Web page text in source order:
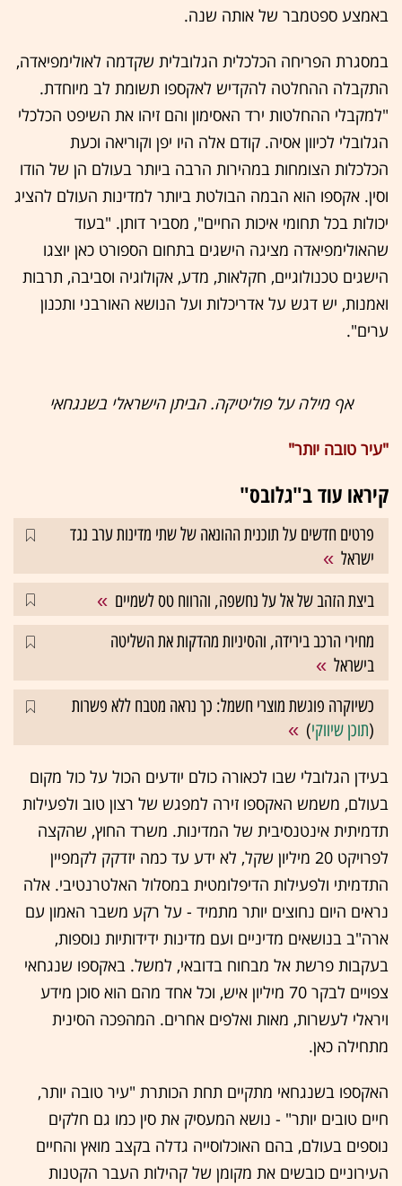
באמצע ספטמבר של אותה שנה.
במסגרת הפריחה הכלכלית הגלובלית שקדמה לאולימפיאדה,
התקבלה ההחלטה להקדיש לאקספו תשומת לב מיוחדת.
"למקבלי ההחלטות ירד האסימון והם זיהו את השיפט הכלכלי
הגלובלי לכיוון אסיה. קודם אלה היו יפן וקוריאה וכעת
הכלכלות הצומחות במהירות הרבה ביותר בעולם הן של הודו
וסין. אקספו הוא הבמה הבולטת ביותר למדינות העולם להציג
יכולות בכל תחומי איכות החיים", מסביר דותן. "בעוד
שהאולימפיאדה מציגה הישגים בתחום הספורט כאן יוצגו
הישגים טכנולוגיים, חקלאות, מדע, אקולוגיה וסביבה, תרבות
ואמנות, יש דגש על אדריכלות ועל הנושא האורבני ותכנון
ערים".
אף מילה על פוליטיקה. הביתן הישראלי בשנגחאי
"עיר טובה יותר"
קיראו עוד ב"גלובס"
פרטים חדשים על תוכנית ההונאה של שתי מדינות ערב נגד
ישראל
ביצת הזהב של אל על נחשפה, והרווח טס לשמיים
מחירי הרכב בירידה, והסיניות מהדקות את השליטה
בישראל
כשיוקרה פוגשת מוצרי חשמל: כך נראה מטבח ללא פשרות
(תוכן שיווקי)
בעידן הגלובלי שבו לכאורה כולם יודעים הכול על כול מקום
בעולם, משמש האקספו זירה למפגש של רצון טוב ולפעילות
תדמיתית אינטנסיבית של המדינות. משרד החוץ, שהקצה
לפרויקט 20 מיליון שקל, לא ידע עד כמה יזדקק לקמפיין
התדמיתי ולפעילות הדיפלומטית במסלול האלטרנטיבי. אלה
נראים היום נחוצים יותר מתמיד - על רקע משבר האמון עם
ארה"ב בנושאים מדיניים ועם מדינות ידידותיות נוספות,
בעקבות פרשת אל מבחוח בדובאי, למשל. באקספו שנגחאי
צפויים לבקר 70 מיליון איש, וכל אחד מהם הוא סוכן מידע
ויראלי לעשרות, מאות ואלפים אחרים. המהפכה הסינית
מתחילה כאן.
האקספו בשנגחאי מתקיים תחת הכותרת "עיר טובה יותר,
חיים טובים יותר" - נושא המעסיק את סין כמו גם חלקים
נוספים בעולם, בהם האוכלוסייה גדלה בקצב מואץ והחיים
העירוניים כובשים את מקומן של קהילות העבר הקטנות